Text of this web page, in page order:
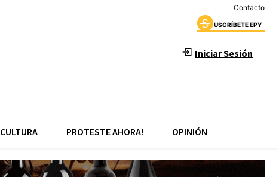
Contacto
USCRÍBETE EPY
Iniciar Sesión
CULTURA PROTESTE AHORA! OPINIÓN